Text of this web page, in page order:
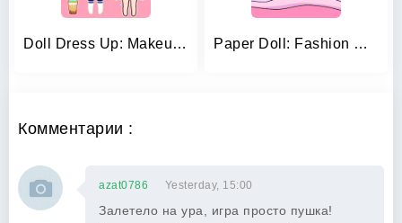
Doll Dress Up: Makeup Games Paper Doll: Fashion Dress Up
Комментарии :
azat0786 Yesterday, 15:00
Залетело на ура, игра просто пушка!